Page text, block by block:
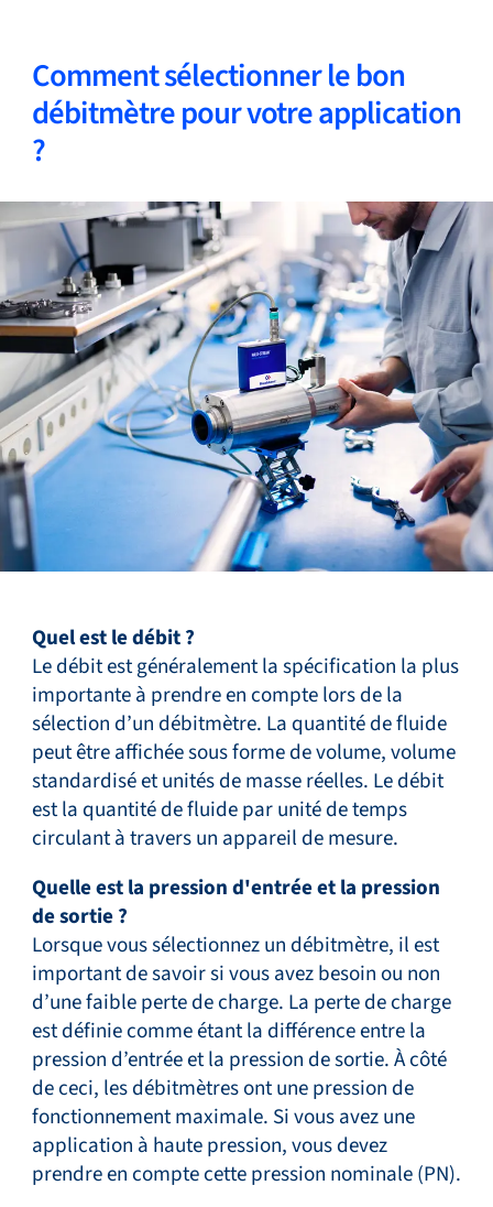
Comment sélectionner le bon
débitmètre pour votre application
?
Quel est le débit ?
Le débit est généralement la spécification la plus
importante à prendre en compte lors de la
sélection d’un débitmètre. La quantité de fluide
peut être affichée sous forme de volume, volume
standardisé et unités de masse réelles. Le débit
est la quantité de fluide par unité de temps
circulant à travers un appareil de mesure.
Quelle est la pression d'entrée et la pression
de sortie ?
Lorsque vous sélectionnez un débitmètre, il est
important de savoir si vous avez besoin ou non
d’une faible perte de charge. La perte de charge
est définie comme étant la différence entre la
pression d’entrée et la pression de sortie. À côté
de ceci, les débitmètres ont une pression de
fonctionnement maximale. Si vous avez une
application à haute pression, vous devez
prendre en compte cette pression nominale (PN).